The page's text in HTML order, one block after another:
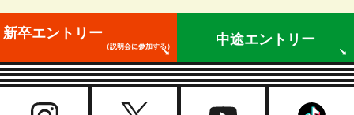
新卒エントリー
（説明会に参加する） 中途エントリー